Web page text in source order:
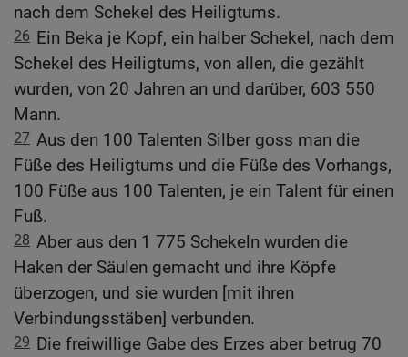
nach dem Schekel des Heiligtums.
26 Ein Beka je Kopf, ein halber Schekel, nach dem
Schekel des Heiligtums, von allen, die gezählt
wurden, von 20 Jahren an und darüber, 603 550
Mann.
27 Aus den 100 Talenten Silber goss man die
Füße des Heiligtums und die Füße des Vorhangs,
100 Füße aus 100 Talenten, je ein Talent für einen
Fuß.
28 Aber aus den 1 775 Schekeln wurden die
Haken der Säulen gemacht und ihre Köpfe
überzogen, und sie wurden [mit ihren
Verbindungsstäben] verbunden.
29 Die freiwillige Gabe des Erzes aber betrug 70